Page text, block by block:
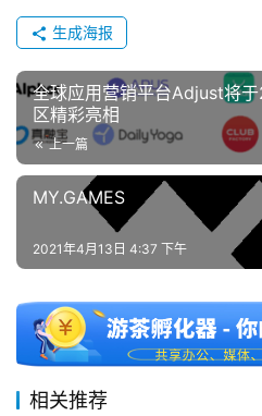
戏
2
0
2
5
第
三
金
茶
生成海报
全球应用营销平台Adjust将
区精彩亮相
上一篇
MY.GAMES
2021年4月13日 4:37 下午
相关推荐